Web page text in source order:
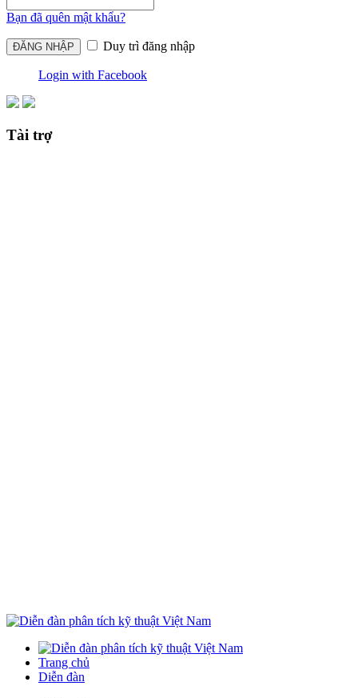
Bạn đã quên mật khẩu?
Duy trì đăng nhập
Login with Facebook
Tài trợ
Trang chủ
Diễn đàn